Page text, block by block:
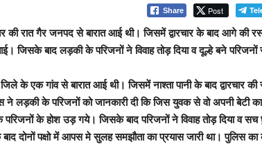
Share Post
की रात गैर जनपद से बारात आई थी। जिसमें द्वारचार के बाद आगे
जिसके बाद लड़की के परिजनों ने विवाह तोड़ दिया व दूल्हे बने
के एक गांव से बारात आई थी। जिसमें नाश्ता पानी के बाद द्वारचार
ने लड़की के परिजनों को जानकारी दी कि जिस युवक से वो अपनी बेटी
परिजनों के होश उड़ गये। जिसके बाद परिजनों ने विवाह तोड़ दिया
दोनों पक्षो में आपस मे सुलह समझौता का प्रयास जारी था। पुलिस का